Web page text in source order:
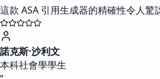
這款 ASA 引用生成器的精確性令人
諾克斯·沙利文
本科社會學學生